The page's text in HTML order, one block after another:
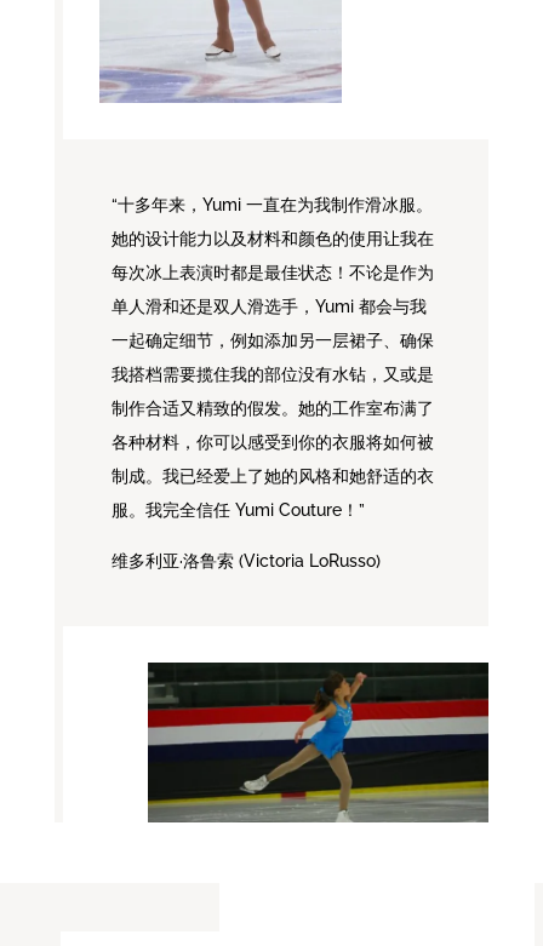
“十多年来，Yumi 一直在为我制作滑冰服。
她的设计能力以及材料和颜色的使用让我在
每次冰上表演时都是最佳状态！不论是作为
单人滑和还是双人滑选手，Yumi 都会与我
一起确定细节，例如添加另一层裙子、确保
我搭档需要揽住我的部位没有水钻，又或是
制作合适又精致的假发。她的工作室布满了
各种材料，你可以感受到你的衣服将如何被
制成。我已经爱上了她的风格和她舒适的衣
服。我完全信任 Yumi Couture！”
维多利亚·洛鲁索 (Victoria LoRusso)